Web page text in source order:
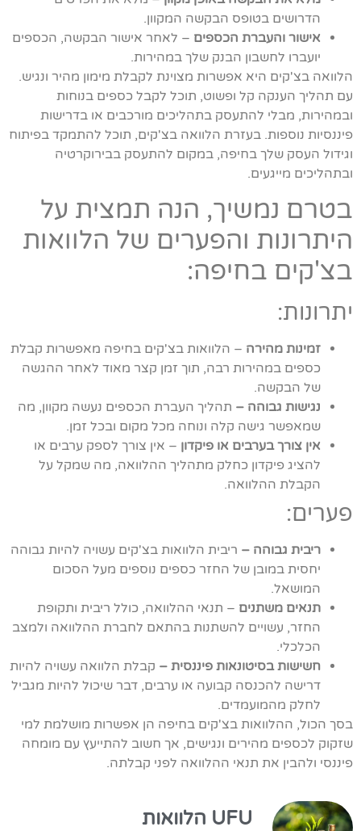
הדרושים בטופס הבקשה המקוון.
אישור והעברת הכספים – לאחר אישור הבקשה, הכספים
יועברו לחשבון הבנק שלך במהירות.
הלוואה בצ'קים היא אפשרות מצוינת לקבלת מימון מהיר ונגיש.
עם תהליך הענקה קל ופשוט, תוכל לקבל כספים בנוחות
ובמהירות, מבלי להתעסק בתהליכים מורכבים או בדרישות
פיננסיות נוספות. בעזרת הלוואה בצ'קים, תוכל להתמקד בפיתוח
וגידול העסק שלך בחיפה, במקום להתעסק בבירוקרטיה
ובתהליכים מייגעים.
בטרם נמשיך, הנה תמצית על
היתרונות והפערים של הלוואות
בצ'קים בחיפה:
יתרונות:
זמינות מהירה – הלוואות בצ'קים בחיפה מאפשרות קבלת
כספים במהירות רבה, תוך זמן קצר מאוד לאחר ההגשה
של הבקשה.
נגישות גבוהה – תהליך העברת הכספים נעשה מקוון, מה
שמאפשר גישה קלה ונוחה מכל מקום ובכל זמן.
אין צורך בערבים או פיקדון – אין צורך לספק ערבים או
להציג פיקדון כחלק מתהליך ההלוואה, מה שמקל על
הקבלת ההלוואה.
פערים:
ריבית גבוהה – ריבית הלוואות בצ'קים עשויה להיות גבוהה
יחסית במובן של החזר כספים נוספים מעל הסכום
המושאל.
תנאים משתנים – תנאי ההלוואה, כולל ריבית ותקופת
החזר, עשויים להשתנות בהתאם לחברת ההלוואה ולמצב
הכלכלי.
חשישות בסיטונאות פיננסית – קבלת הלוואה עשויה להיות
דרישה להכנסה קבועה או ערבים, דבר שיכול להיות מגביל
לחלק מהמועמדים.
בסך הכול, ההלוואות בצ'קים בחיפה הן אפשרות מושלמת למי
שזקוק לכספים מהירים ונגישים, אך חשוב להתייעץ עם מומחה
פיננסי ולהבין את תנאי ההלוואה לפני קבלתה.
UFU הלוואות